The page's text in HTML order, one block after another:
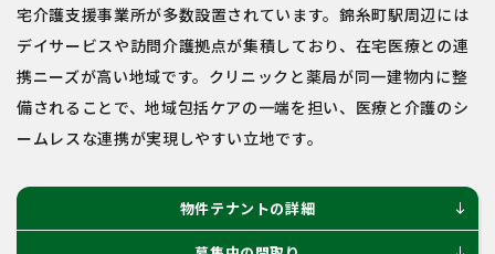
宅介護支援事業所が多数設置されています。錦糸町駅周辺には
デイサービスや訪問介護拠点が集積しており、在宅医療との連
携ニーズが高い地域です。クリニックと薬局が同一建物内に整
備されることで、地域包括ケアの一端を担い、医療と介護のシ
ームレスな連携が実現しやすい立地です。
物件テナントの詳細 south